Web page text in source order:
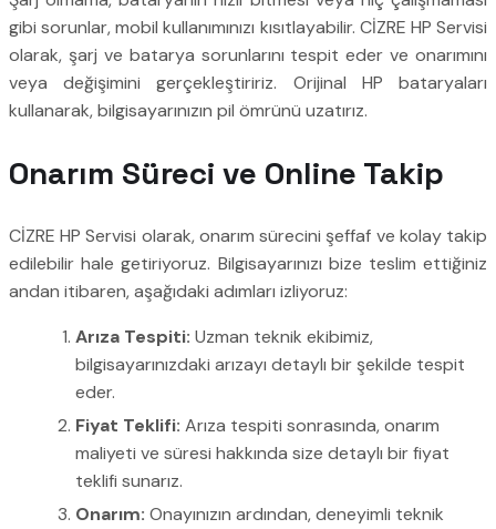
gibi sorunlar, mobil kullanımınızı kısıtlayabilir. CİZRE HP Servisi
olarak, şarj ve batarya sorunlarını tespit eder ve onarımını
veya değişimini gerçekleştiririz. Orijinal HP bataryaları
kullanarak, bilgisayarınızın pil ömrünü uzatırız.
Onarım Süreci ve Online Takip
CİZRE HP Servisi olarak, onarım sürecini şeffaf ve kolay takip
edilebilir hale getiriyoruz. Bilgisayarınızı bize teslim ettiğiniz
andan itibaren, aşağıdaki adımları izliyoruz:
Arıza Tespiti: Uzman teknik ekibimiz,
bilgisayarınızdaki arızayı detaylı bir şekilde tespit
eder.
Fiyat Teklifi: Arıza tespiti sonrasında, onarım
maliyeti ve süresi hakkında size detaylı bir fiyat
teklifi sunarız.
Onarım: Onayınızın ardından, deneyimli teknik